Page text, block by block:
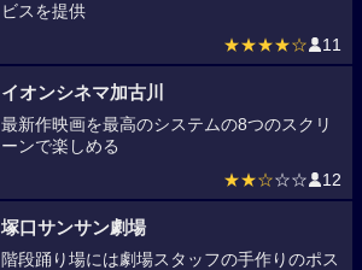
ビスを提供
★★★★☆ 11
イオンシネマ加古川
最新作映画を最高のシステムの8つのスクリ
ーンで楽しめる
★★☆☆☆ 12
塚口サンサン劇場
階段踊り場には劇場スタッフの手作りのポス